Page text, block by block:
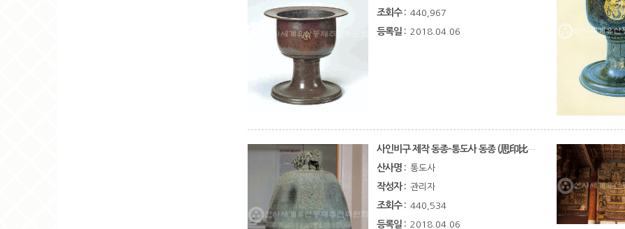
조회수 : 440,967
등록일 : 2018.04.06
사인비구 제작 동종-통도사 동종 (思印比丘 製作 銅鍾 - 通度寺 銅鍾)
산사명 : 통도사
작성자 : 관리자
조회수 : 440,534
등록일 : 2018.04.06